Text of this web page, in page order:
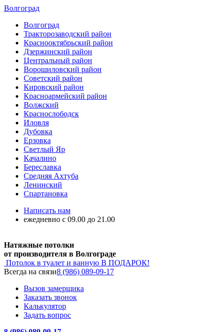
Волгоград
Волгоград
Тракторозаводский район
Краснооктябрьский район
Дзержинский район
Центральный район
Ворошиловский район
Советский район
Кировский район
Красноармейский район
Волжский
Краснослободск
Иловля
Дубовка
Ерзовка
Светлый Яр
Качалино
Береславка
Средняя Ахтуба
Ленинский
Спартановка
Написать нам
ежедневно с 09.00 до 21.00
Натяжные потолки
от производителя в Волгограде
Потолок в туалет и ванную В ПОДАРОК!
Всегда на связи8 (986) 089-09-17
Вызов замерщика
Заказать звонок
Калькулятор
Задать вопрос